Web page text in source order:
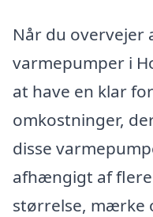
Når du overvejer
varmepumper i
at have en klar
omkostninger,
disse
afhængigt af
størrelse, mærke